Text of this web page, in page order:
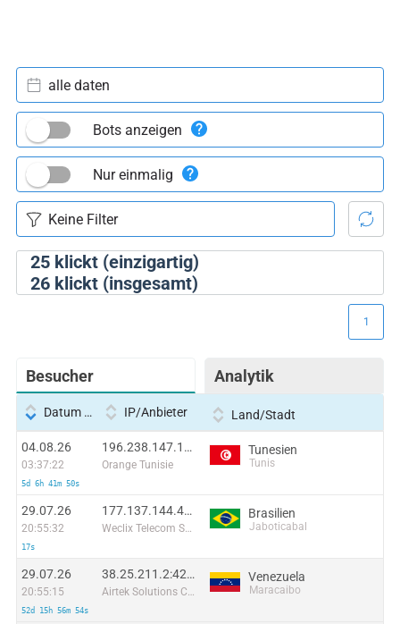
25klickt (einzigartig)
26klickt (insgesamt)
alle daten
Bots anzeigen
Nur einmalig
Besucher Analytik
1
Datum und Uhrzeit IP/Anbieter Land/Stadt
04.08.26
03:37:22
5d 6h 41m 50s
196.238.147.12:41578
Orange Tunisie
Tunesien
Tunis
29.07.26
20:55:32
17s
177.137.144.48:42187
Weclix Telecom S/A
Brasilien
Jaboticabal
29.07.26
20:55:15
52d 15h 56m 54s
38.25.211.2:42800
Airtek Solutions C.A.
Venezuela
Maracaibo